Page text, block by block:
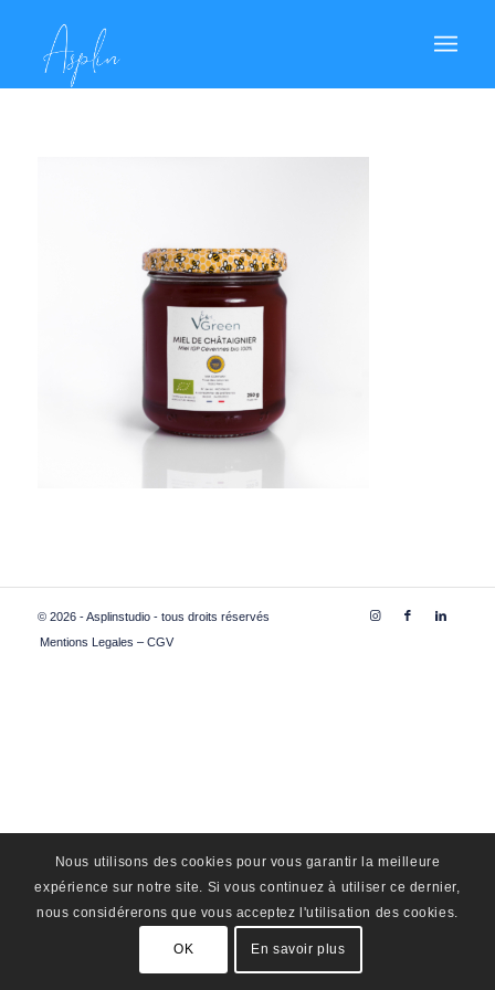
© 2026 - Asplinstudio - tous droits réservés
Mentions Legales – CGV
Nous utilisons des cookies pour vous garantir la meilleure
expérience sur notre site. Si vous continuez à utiliser ce dernier,
nous considérerons que vous acceptez l'utilisation des cookies.
OK En savoir plus